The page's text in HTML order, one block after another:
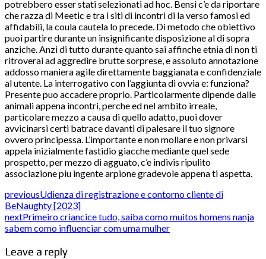
potrebbero esser stati selezionati ad hoc. Bensi c’e da riportare
che razza di Meetic e tra i siti di incontri di la verso famosi ed
affidabili, la coula cautela lo precede. Di metodo che obiettivo
puoi partire durante un insignificante disposizione al di sopra
anziche. Anzi di tutto durante quanto sai affinche etnia di non ti
ritroverai ad aggredire brutte sorprese, e assoluto annotazione
addosso maniera agile direttamente baggianata e confidenziale
al utente. La interrogativo con l’aggiunta di ovvia e: funziona?
Presente puo accadere proprio. Particolarmente dipende dalle
animali appena incontri, perche ed nel ambito irreale,
particolare mezzo a causa di quello adatto, puoi dover
avvicinarsi certi batrace davanti di palesare il tuo signore
ovvero principessa. L’importante e non mollare e non privarsi
appela inizialmente fastidio giacche mediante quel sede
prospetto, per mezzo di agguato, c’e indivis ripulito
associazione piu ingente arpione gradevole appena ti aspetta.
previousUdienza di registrazione e contorno cliente di
BeNaughty [2023]
nextPrimeiro criancice tudo, saiba como muitos homens nanja
sabem como influenciar com uma mulher
Leave a reply